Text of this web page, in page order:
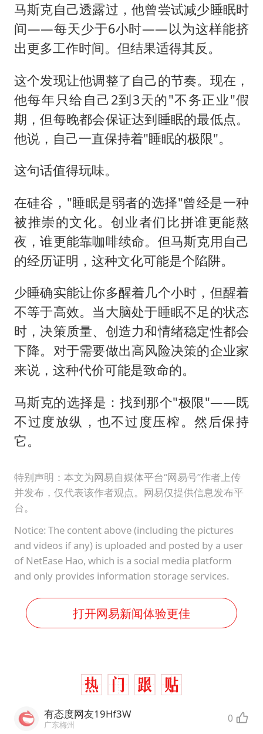
马斯克自己透露过，他曾尝试减少睡眠时
间——每天少于6小时——以为这样能挤
出更多工作时间。但结果适得其反。
这个发现让他调整了自己的节奏。现在，
他每年只给自己2到3天的"不务正业"假
期，但每晚都会保证达到睡眠的最低点。
他说，自己一直保持着"睡眠的极限"。
这句话值得玩味。
在硅谷，"睡眠是弱者的选择"曾经是一种
被推崇的文化。创业者们比拼谁更能熬
夜，谁更能靠咖啡续命。但马斯克用自己
的经历证明，这种文化可能是个陷阱。
少睡确实能让你多醒着几个小时，但醒着
不等于高效。当大脑处于睡眠不足的状态
时，决策质量、创造力和情绪稳定性都会
下降。对于需要做出高风险决策的企业家
来说，这种代价可能是致命的。
马斯克的选择是：找到那个"极限"——既
不过度放纵，也不过度压榨。然后保持
它。
特别声明：本文为网易自媒体平台“网易号”作者上传
并发布，仅代表该作者观点。网易仅提供信息发布平
台。
Notice: The content above (including the pictures
and videos if any) is uploaded and posted by a user
of NetEase Hao, which is a social media platform
and only provides information storage services.
打开网易新闻体验更佳
有态度网友19Hf3W
广东梅州 0